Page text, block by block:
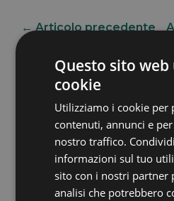
←Articolo precedente
Altri
Questo sito
cookie
Utilizziamo i cookie per
contenuti, annunci e
nostro traffico.
informazioni sul tuo
sito con i nostri partner
analisi che potrebbero